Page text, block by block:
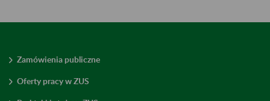
Zamówienia publiczne
Oferty pracy w ZUS